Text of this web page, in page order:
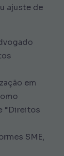
ajuste de
em
“Direitos
SME,